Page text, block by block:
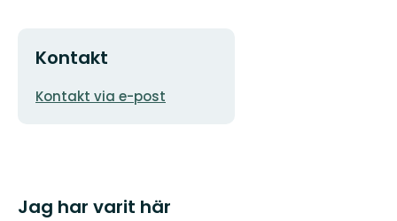
Kontakt
E-
Kontakt via e-post
Jag har varit här